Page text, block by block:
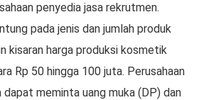
penyedia jasa rekrutmen.
pada jenis dan jumlah produk
kisaran harga produksi kosmetik
Rp 50 hingga 100 juta. Perusahaan
meminta uang muka (DP) dan